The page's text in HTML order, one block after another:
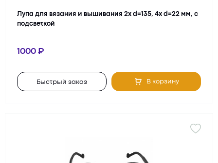
Лупа для вязания и вышивания 2х d=135, 4х d=22 мм, с
подсветкой
1000
Быстрый заказ В корзину